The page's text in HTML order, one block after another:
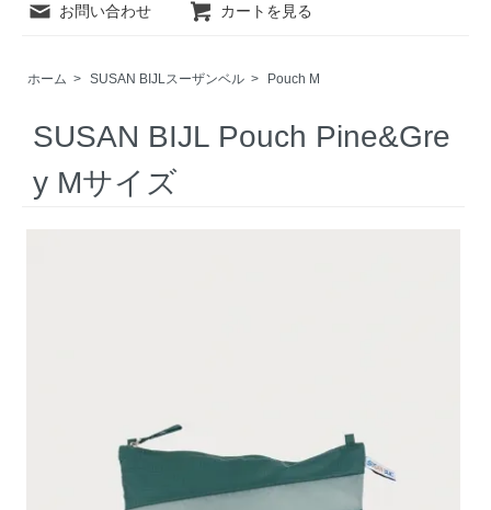
お問い合わせ カートを見る
ホーム > SUSAN BIJLスーザンベル > Pouch M
SUSAN BIJL Pouch Pine&Gre
y Mサイズ